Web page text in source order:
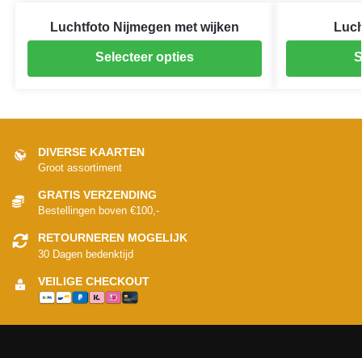
Luchtfoto Nijmegen met wijken
Selecteer opties
DIVERSE KAARTEN
Groot assortiment
GRATIS VERZENDING
Bestellingen boven €100,-
RETOURNEREN MOGELIJK
30 Dagen bedenktijd
VEILIGE CHECKOUT